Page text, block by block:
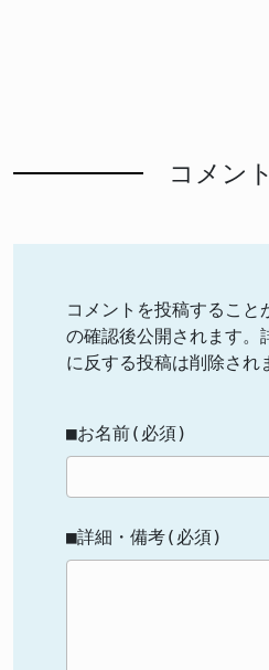
コメン
コメントを投稿すること
の確認後公開されます。
に反する投稿は削除され
■お名前(必須)
■詳細・備考(必須)